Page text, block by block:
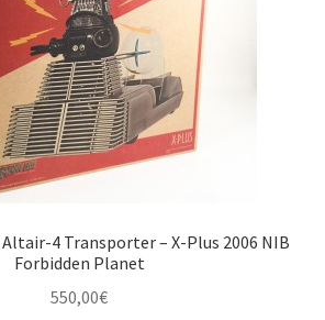
4 Transporter – X-Plus 2006 NIB
Forbidden Planet
550,00€